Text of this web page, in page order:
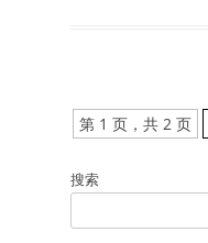
文
导
第 1 页，共 2 页
搜索